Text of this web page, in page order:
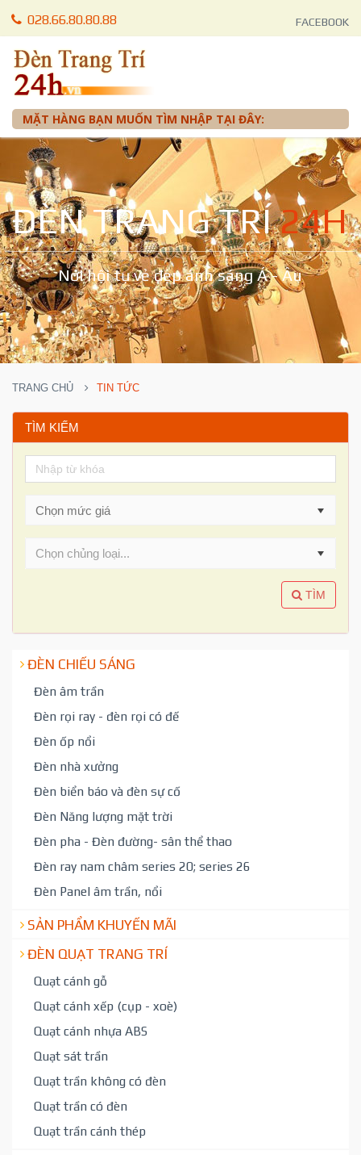
028.66.80.80.88
0905 012 099 - Mr. Tuấn
FACEBOOK
MẶT HÀNG BẠN MUỐN TÌM NHẬP TẠI ĐÂY:
ĐÈN TRANG TRÍ24H
Nơi hội tụ vẻ đẹp ánh sáng Á - Âu
TRANG CHỦ TIN TỨC
TÌM KIẾM
Chọn chủng loại...
TÌM
ĐÈN CHIẾU SÁNG
Đèn âm trần
Đèn rọi ray - đèn rọi có đế
Đèn ốp nổi
Đèn nhà xưởng
Đèn biển báo và đèn sự cố
Đèn Năng lượng mặt trời
Đèn pha - Đèn đường- sân thể thao
Đèn ray nam châm series 20; series 26
Đèn Panel âm trần, nổi
SẢN PHẨM KHUYẾN MÃI
ĐÈN QUẠT TRANG TRÍ
Quạt cánh gỗ
Quạt cánh xếp (cụp - xoè)
Quạt cánh nhựa ABS
Quạt sát trần
Quạt trần không có đèn
Quạt trần có đèn
Quạt trần cánh thép